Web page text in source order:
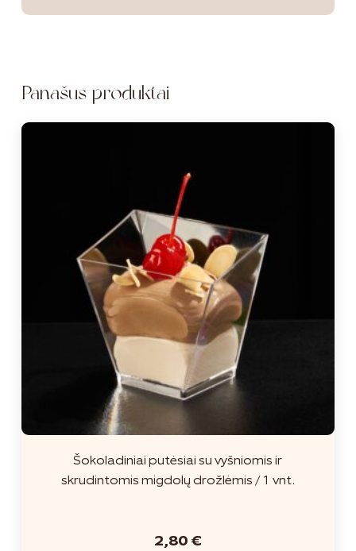
Panašūs produktai
Šokoladiniai putėsiai su vyšniomis ir
skrudintomis migdolų drožlėmis / 1 vnt.
2,80 €